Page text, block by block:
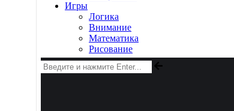
Игры
Логика
Внимание
Математика
Рисование